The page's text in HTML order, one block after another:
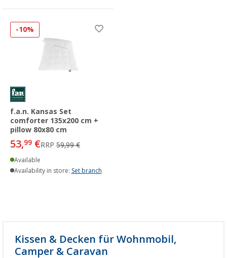
-10%
f.a.n. Kansas Set
comforter 135x200 cm +
pillow 80x80 cm
53,99 €RRP 59,99 €
Available
Availability in store: Set branch
Kissen & Decken für Wohnmobil,
Camper & Caravan